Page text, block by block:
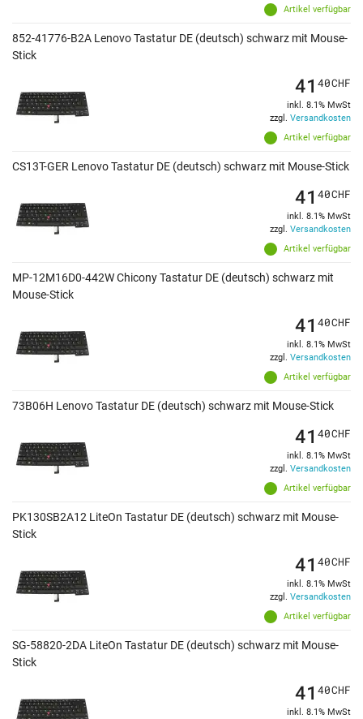
Artikel verfügbar
852-41776-B2A Lenovo Tastatur DE (deutsch) schwarz mit Mouse-
Stick
Artikel verfügbar
41 40CHF
inkl. 8.1% MwSt
zzgl. Versandkosten
CS13T-GER Lenovo Tastatur DE (deutsch) schwarz mit Mouse-Stick
Artikel verfügbar
41 40CHF
inkl. 8.1% MwSt
zzgl. Versandkosten
MP-12M16D0-442W Chicony Tastatur DE (deutsch) schwarz mit
Mouse-Stick
Artikel verfügbar
41 40CHF
inkl. 8.1% MwSt
zzgl. Versandkosten
73B06H Lenovo Tastatur DE (deutsch) schwarz mit Mouse-Stick
Artikel verfügbar
41 40CHF
inkl. 8.1% MwSt
zzgl. Versandkosten
PK130SB2A12 LiteOn Tastatur DE (deutsch) schwarz mit Mouse-
Stick
Artikel verfügbar
41 40CHF
inkl. 8.1% MwSt
zzgl. Versandkosten
SG-58820-2DA LiteOn Tastatur DE (deutsch) schwarz mit Mouse-
Stick
41 40CHF
inkl. 8.1% MwSt